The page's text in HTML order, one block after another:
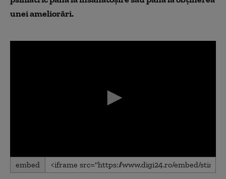
unei ameliorări.
0
seconds
embed